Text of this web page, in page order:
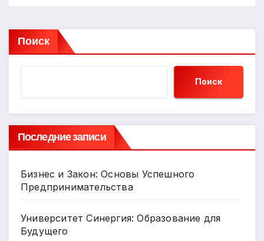
Поиск
Поиск
Последние записи
Бизнес и Закон: Основы Успешного
Предпринимательства
Университет Синергия: Образование для
Будущего